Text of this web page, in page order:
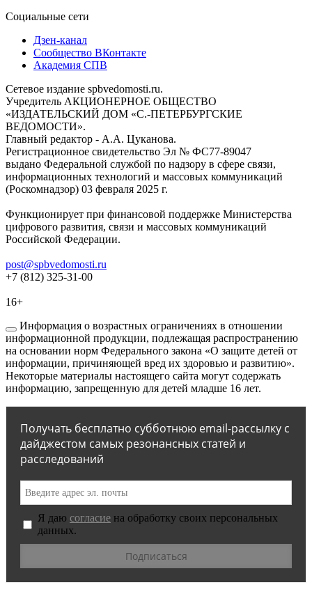
Социальные сети
Дзен-канал
Сообщество ВКонтакте
Академия СПВ
Сетевое издание spbvedomosti.ru.
Учредитель АКЦИОНЕРНОЕ ОБЩЕСТВО
«ИЗДАТЕЛЬСКИЙ ДОМ «С.-ПЕТЕРБУРГСКИЕ
ВЕДОМОСТИ».
Главный редактор - А.А. Цуканова.
Регистрационное свидетельство Эл № ФС77-89047
выдано Федеральной службой по надзору в сфере связи,
информационных технологий и массовых коммуникаций
(Роскомнадзор) 03 февраля 2025 г.
Функционирует при финансовой поддержке Министерства
цифрового развития, связи и массовых коммуникаций
Российской Федерации.
post@spbvedomosti.ru
+7 (812) 325-31-00
16+
Информация о возрастных ограничениях в отношении
информационной продукции, подлежащая распространению
на основании норм Федерального закона «О защите детей от
информации, причиняющей вред их здоровью и развитию».
Некоторые материалы настоящего сайта могут содержать
информацию, запрещенную для детей младше 16 лет.
Получать бесплатно субботнюю email-рассылку с
дайджестом самых резонансных статей и
расследований
Я даю согласие на обработку своих персональных
данных.